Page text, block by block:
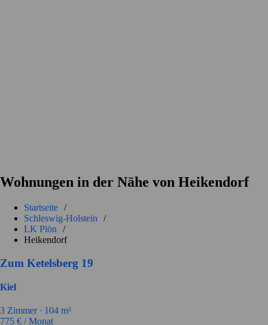
Wohnungen in der Nähe von Heikendorf
Startseite /
Schleswig-Holstein
/
LK Plön
/
Heikendorf
Zum Ketelsberg 19
Kiel
3 Zimmer ∙ 104 m²
775 € / Monat